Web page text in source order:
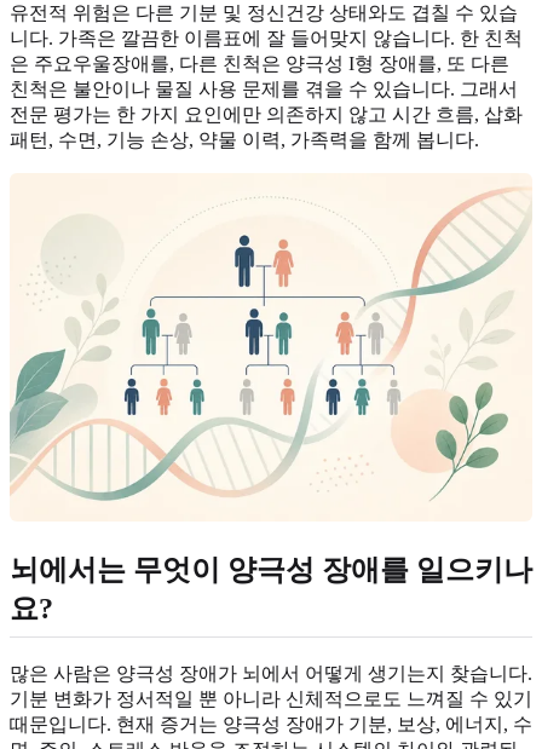
유전적 위험은 다른 기분 및 정신건강 상태와도 겹칠 수 있습
니다. 가족은 깔끔한 이름표에 잘 들어맞지 않습니다. 한 친척
은 주요우울장애를, 다른 친척은 양극성 I형 장애를, 또 다른
친척은 불안이나 물질 사용 문제를 겪을 수 있습니다. 그래서
전문 평가는 한 가지 요인에만 의존하지 않고 시간 흐름, 삽화
패턴, 수면, 기능 손상, 약물 이력, 가족력을 함께 봅니다.
뇌에서는 무엇이 양극성 장애를 일으키나
요?
많은 사람은 양극성 장애가 뇌에서 어떻게 생기는지 찾습니다.
기분 변화가 정서적일 뿐 아니라 신체적으로도 느껴질 수 있기
때문입니다. 현재 증거는 양극성 장애가 기분, 보상, 에너지, 수